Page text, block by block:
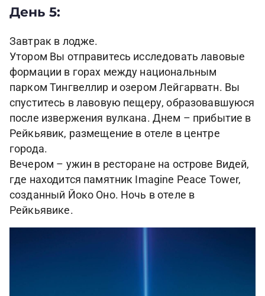
День 5:
Завтрак в лодже.
Утором Вы отправитесь исследовать лавовые
формации в горах между национальным
парком Тингвеллир и озером Лейгарватн. Вы
спуститесь в лавовую пещеру, образовавшуюся
после извержения вулкана. Днем – прибытие в
Рейкьявик, размещение в отеле в центре
города.
Вечером – ужин в ресторане на острове Видей,
где находится памятник Imagine Peace Tower,
созданный Йоко Оно. Ночь в отеле в
Рейкьявике.